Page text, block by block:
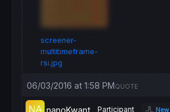
screener-
multitimeframe-
rsi.jpg
06/03/2016 at 1:58 PMQUOTE
nanoKwant Participant New